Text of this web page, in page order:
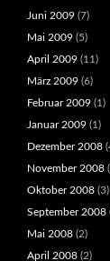
Juni 2009 (7)
Mai 2009 (5)
April 2009 (11)
März 2009 (6)
Februar 2009 (1)
Januar 2009 (1)
Dezember 2008
November 2008
Oktober 2008 (3)
September 2008
Mai 2008 (2)
April 2008 (2)